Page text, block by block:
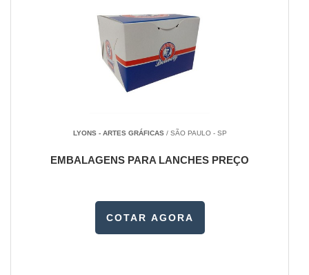
LYONS - ARTES GRÁFICAS/ SÃO PAULO - SP
EMBALAGENS PARA LANCHES PREÇO
COTAR AGORA